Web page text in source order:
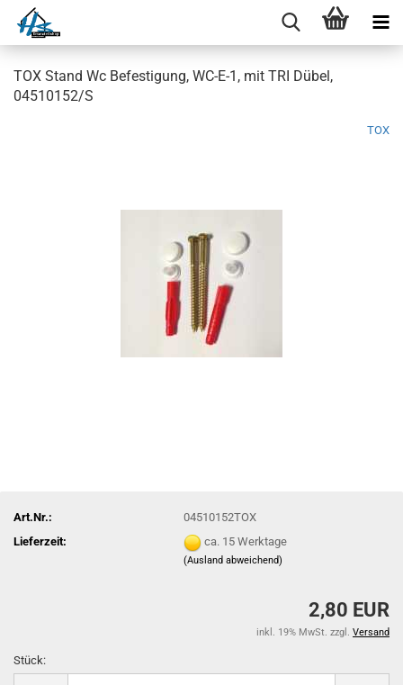
TOX Stand Wc Befestigung, WC-E-1, mit TRI Dübel,
04510152/S
TOX
Art.Nr.:
04510152TOX
Lieferzeit:
ca. 15 Werktage
(Ausland abweichend)
2,80 EUR
inkl. 19% MwSt. zzgl. Versand
Stück: